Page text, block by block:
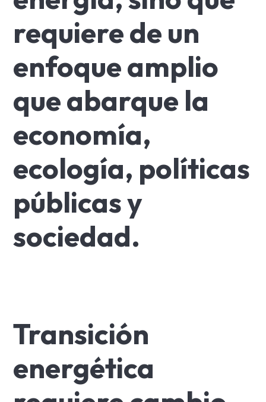
requiere de un
enfoque amplio
que abarque la
economía,
ecología, políticas
públicas y
sociedad.
Transición
energética